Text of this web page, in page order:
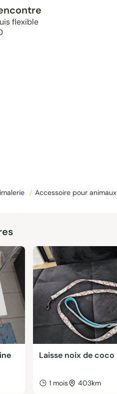
flexible
/ Accessoire pour animaux
Laisse noix de coco
1 mois 403km